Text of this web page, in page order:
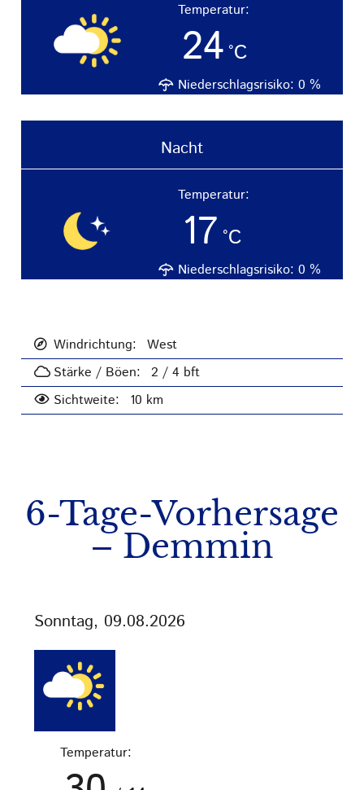
Windrichtung:
West
Stärke / Böen:
2 / 4 bft
Sichtweite:
10 km
Temperatur:
24 °C
Niederschlagsrisiko: 0 %
Nacht
Temperatur:
17 °C
Niederschlagsrisiko: 0 %
6-Tage-Vorhersage
– Demmin
Sonntag, 09.08.2026
Temperatur: